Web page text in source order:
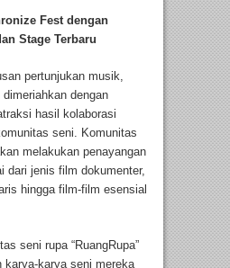
Fest dengan
Stage Terbaru
pertunjukan musik,
dengan
hasil kolaborasi
seni. Komunitas
melakukan penayangan
dari jenis film dokumenter,
hingga film-film esensial
seni rupa “RuangRupa”
karya-karya seni mereka